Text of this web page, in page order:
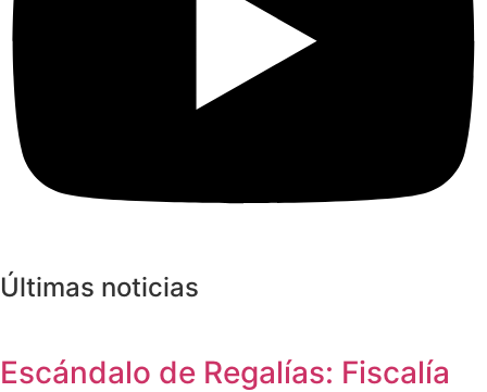
Últimas noticias
Escándalo de Regalías: Fiscalía